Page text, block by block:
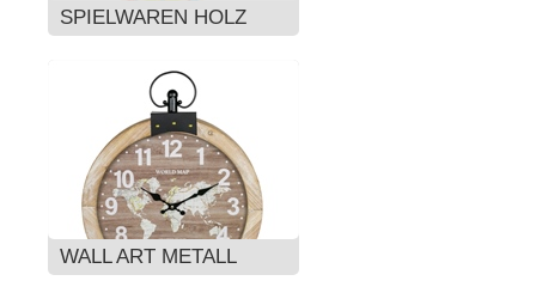
SPIELWAREN HOLZ
WALL ART METALL